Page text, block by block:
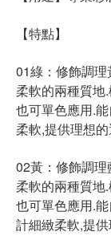
【特點】
01綠：修飾調
柔軟的兩種質地
也可單色應用.
柔軟,提供理想的
02黃：修飾調
柔軟的兩種質地
也可單色應用.
計細緻柔軟,提供